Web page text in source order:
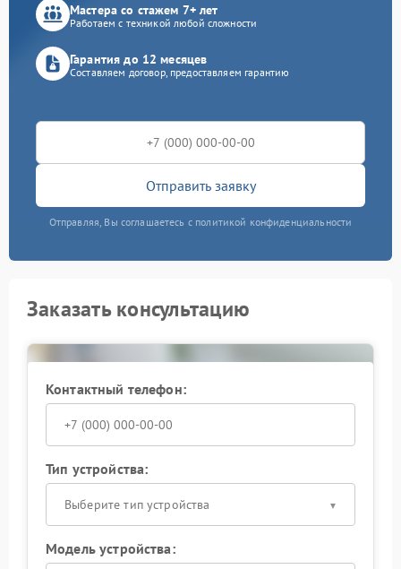
Мастера со стажем 7+ лет
Работаем с техникой любой сложности
Гарантия до 12 месяцев
Составляем договор, предоставляем гарантию
Отправить заявку
Отправляя, Вы соглашаетесь с политикой конфиденциальности
Заказать консультацию
Контактный телефон:
Тип устройства:
Выберите тип устройства
Модель устройства: